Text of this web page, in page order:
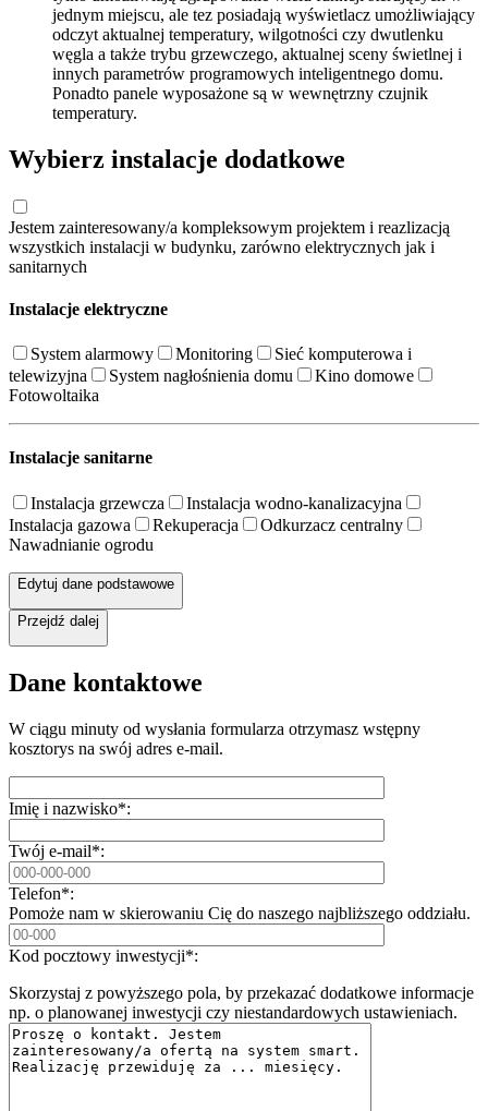
jednym miejscu, ale tez posiadają wyświetlacz umożliwiający
odczyt aktualnej temperatury, wilgotności czy dwutlenku
węgla a także trybu grzewczego, aktualnej sceny świetlnej i
innych parametrów programowych inteligentnego domu.
Ponadto panele wyposażone są w wewnętrzny czujnik
temperatury.
Wybierz instalacje dodatkowe
Jestem zainteresowany/a kompleksowym projektem i reazlizacją
wszystkich instalacji w budynku, zarówno elektrycznych jak i
sanitarnych
Instalacje elektryczne
System alarmowy Monitoring
Sieć komputerowa i
telewizyjna
System nagłośnienia domu
Kino domowe
Fotowoltaika
Instalacje sanitarne
Instalacja grzewcza
Instalacja wodno-kanalizacyjna
Instalacja gazowa
Rekuperacja
Odkurzacz centralny
Nawadnianie ogrodu
Edytuj dane podstawowe
Przejdź dalej
Dane kontaktowe
W ciągu minuty od wysłania formularza otrzymasz wstępny
kosztorys na swój adres e-mail.
Imię i nazwisko*:
Twój e-mail*:
Telefon*:
Pomoże nam w skierowaniu Cię do naszego najbliższego oddziału.
Kod pocztowy inwestycji*:
Skorzystaj z powyższego pola, by przekazać dodatkowe informacje
np. o planowanej inwestycji czy niestandardowych ustawieniach.